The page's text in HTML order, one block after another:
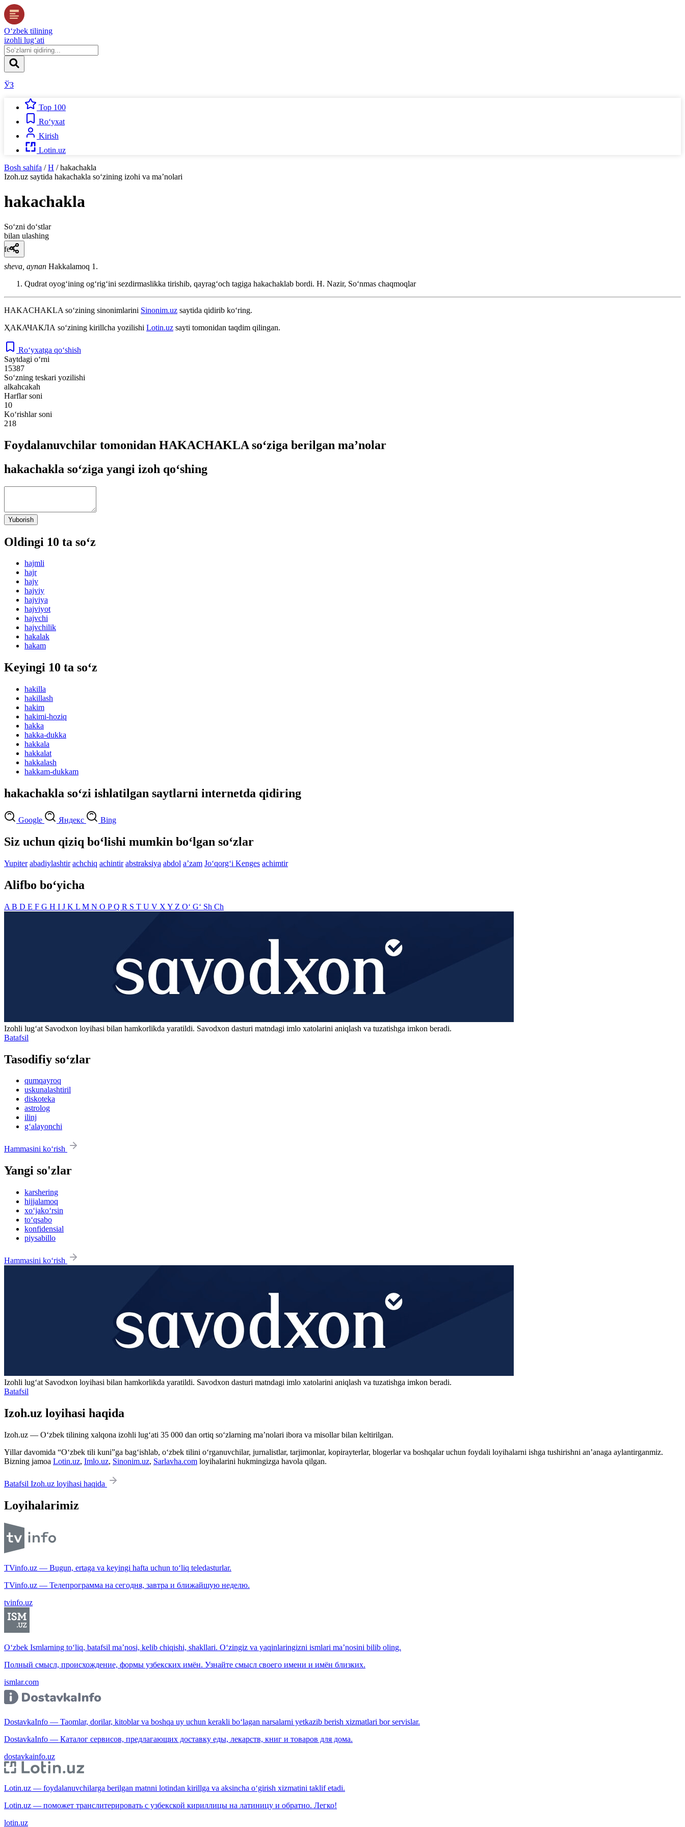
O‘zbek tilining
izohli lug‘ati
ЎЗ
Top 100
Ro‘yxat
Kirish
Lotin.uz
Bosh sahifa / H / hakachakla
Izoh.uz saytida hakachakla so‘zining izohi va ma’nolari
hakachakla
So‘zni do‘stlar
bilan ulashing
fe’l
sheva, aynan Hakkalamoq 1.
Qudrat oyogʻining ogʻrigʻini sezdirmaslikka tirishib, qayragʻoch tagiga hakachaklab bordi. H. Nazir, Soʻnmas chaqmoqlar
HAKACHAKLA so‘zining sinonimlarini Sinonim.uz saytida qidirib ko‘ring.
ҲАКАЧАКЛА so‘zining kirillcha yozilishi Lotin.uz sayti tomonidan taqdim qilingan.
Ro‘yxatga qo‘shish
Saytdagi o‘rni
15387
So‘zning teskari yozilishi
alkahcakah
Harflar soni
10
Ko‘rishlar soni
218
Foydalanuvchilar tomonidan HAKACHAKLA so‘ziga berilgan ma’nolar
hakachakla so‘ziga yangi izoh qo‘shing
Yuborish
Oldingi 10 ta so‘z
hajmli
hajr
hajv
hajviy
hajviya
hajviyot
hajvchi
hajvchilik
hakalak
hakam
Keyingi 10 ta so‘z
hakilla
hakillash
hakim
hakimi-hoziq
hakka
hakka-dukka
hakkala
hakkalat
hakkalash
hakkam-dukkam
hakachakla so‘zi ishlatilgan saytlarni internetda qidiring
Google Яндекс Bing
Siz uchun qiziq bo‘lishi mumkin bo‘lgan so‘zlar
Yupiter abadiylashtir achchiq achintir abstraksiya abdol aʼzam Jo‘qorg‘i Kenges achimtir
Alifbo bo‘yicha
A B D E F G H I J K L M N O PQ R S T U V X Y Z O‘ G‘ Sh Ch
Izohli lugʻat Savodxon loyihasi bilan hamkorlikda yaratildi. Savodxon dasturi matndagi imlo xatolarini aniqlash va tuzatishga imkon beradi.
Batafsil
Tasodifiy so‘zlar
qumqayroq
uskunalashtiril
diskoteka
astrolog
ilinj
g‘alayonchi
Hammasini ko‘rish
Yangi so'zlar
karshering
hijjalamoq
xo‘jako‘rsin
to‘qsabo
konfidensial
piysabillo
Hammasini ko‘rish
Izohli lugʻat Savodxon loyihasi bilan hamkorlikda yaratildi. Savodxon dasturi matndagi imlo xatolarini aniqlash va tuzatishga imkon beradi.
Batafsil
Izoh.uz loyihasi haqida
Izoh.uz — O‘zbek tilining xalqona izohli lug‘ati 35 000 dan ortiq so‘zlarning ma’nolari ibora va misollar bilan keltirilgan.
Yillar davomida “O‘zbek tili kuni”ga bag‘ishlab, o‘zbek tilini o‘rganuvchilar, jurnalistlar, tarjimonlar, kopirayterlar, blogerlar va boshqalar uchun foydali loyihalarni ishga tushirishni an’anaga aylantirganmiz.
Bizning jamoa Lotin.uz, Imlo.uz, Sinonim.uz, Sarlavha.com loyihalarini hukmingizga havola qilgan.
Batafsil Izoh.uz loyihasi haqida
Loyihalarimiz
TVinfo.uz — Bugun, ertaga va keyingi hafta uchun to‘liq teledasturlar.
TVinfo.uz — Телепрограмма на сегодня, завтра и ближайшую неделю.
tvinfo.uz
O‘zbek Ismlarning to‘liq, batafsil ma’nosi, kelib chiqishi, shakllari. O‘zingiz va yaqinlaringizni ismlari ma’nosini bilib oling.
Полный смысл, происхождение, формы узбекских имён. Узнайте смысл своего имени и имён близких.
ismlar.com
DostavkaInfo — Taomlar, dorilar, kitoblar va boshqa uy uchun kerakli bo‘lagan narsalarni yetkazib berish xizmatlari bor servislar.
DostavkaInfo — Каталог сервисов, предлагающих доставку еды, лекарств, книг и товаров для дома.
dostavkainfo.uz
Lotin.uz — foydalanuvchilarga berilgan matnni lotindan kirillga va aksincha o‘girish xizmatini taklif etadi.
Lotin.uz — поможет транслитерировать с узбекской кириллицы на латиницу и обратно. Легко!
lotin.uz